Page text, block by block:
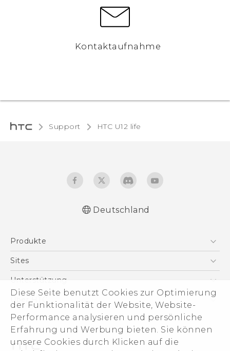
Diese Seite benutzt Cookies zur Optimierung
der Funktionalität der Website, Website-
Performance analysieren und persönliche
Erfahrung und Werbung bieten. Sie können
unsere Cookies durch Klicken auf die
Kontaktaufnahme
Support HTC U12 life‎
behördliche Bestimmungen
English - Quick start guide
English - User manual
English - Safety and regulatory guide
Deutschland
Produkte
Smartphones
VIVE
Zubehör
Sites
HTC Dev
HTC Vive
Unterstützung
Unterstützung
eCommerce Support
Über HTC
ESG
Impressum
Investor